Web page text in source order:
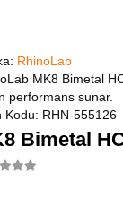
RhinoLab
MK8 Bimetal
performans sunar.
Kodu: RHN-555126
Bimetal